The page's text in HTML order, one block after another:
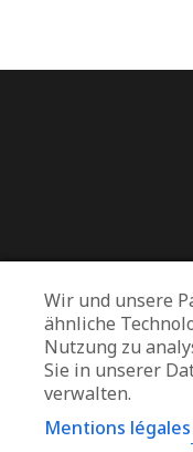
Wir und unsere
ähnliche
Nutzung zu
Sie in unserer
verwalten.
Mentions légales